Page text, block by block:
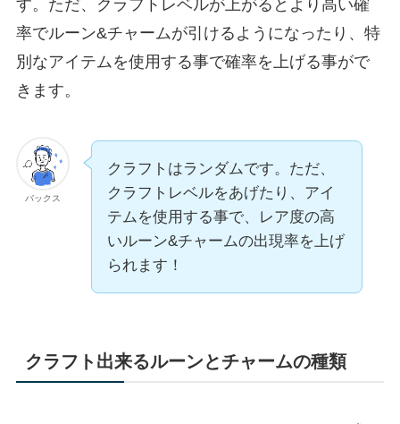
す。ただ、クラフトレベルが上がるとより高い確
率でルーン&チャームが引けるようになったり、特
別なアイテムを使用する事で確率を上げる事がで
きます。
バックス
クラフトはランダムです。ただ、
クラフトレベルをあげたり、アイ
テムを使用する事で、レア度の高
いルーン&チャームの出現率を上げ
られます！
クラフト出来るルーンとチャームの種類